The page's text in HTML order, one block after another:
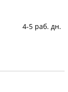
4-5 раб. дн.